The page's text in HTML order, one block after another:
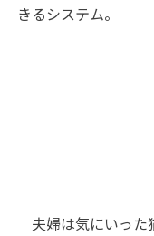
きるシステム。
夫婦は気にいった